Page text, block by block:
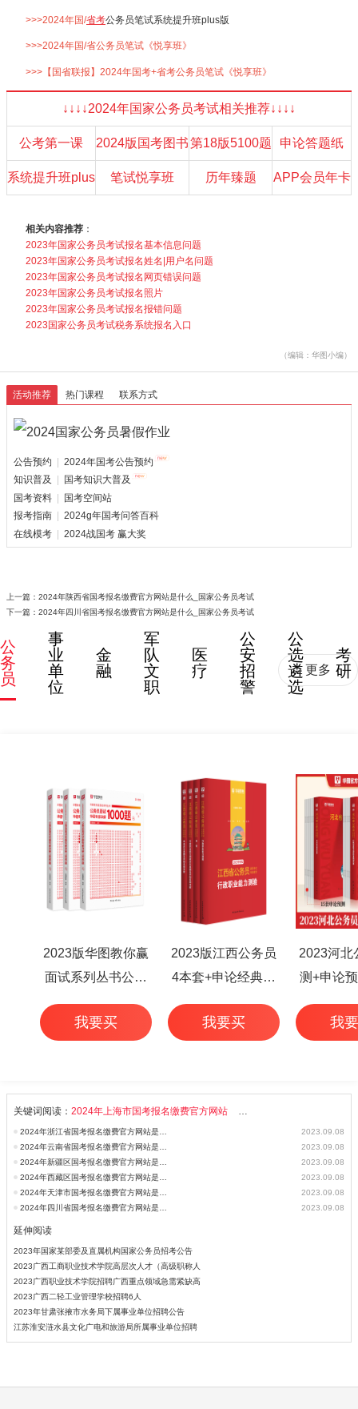
>>>2024年国/省考公务员笔试系统提升班plus版
>>>2024年国/省公务员笔试《悦享班》
>>>【国省联报】2024年国考+省考公务员笔试《悦享班》
↓↓↓↓2024年国家公务员考试相关推荐↓↓↓↓
公考第一课 2024版国考图书第18版5100题 申论答题纸
系统提升班plus 笔试悦享班 历年臻题 APP会员年卡
相关内容推荐 ：
2023年国家公务员考试报名基本信息问题
2023年国家公务员考试报名姓名|用户名问题
2023年国家公务员考试报名网页错误问题
2023年国家公务员考试报名照片
2023年国家公务员考试报名报错问题
2023国家公务员考试税务系统报名入口
（编辑：华图小编）
活动推荐 热门课程 联系方式
公告预约
2024年国考公告预约
知识普及
国考知识大普及
国考资料
国考空间站
报考指南
2024g年国考问答百科
在线模考
2024战国考 赢大奖
上一篇： 2024年陕西省国考报名缴费官方网站是什么_国家公务员考试
下一篇： 2024年四川省国考报名缴费官方网站是什么_国家公务员考试
公
务
员
事
业
单
位
金
融
军
队
文
职
医
疗
公
安
招
警
公
选
遴
选
考
研
更多
2023版华图教你赢
面试系列丛书公务
员面试华图专家详
解1000题（3本
我要买
2023版江西公务员
4本套+申论经典范
文50篇+行测高频考
点 6本
我要买
2023河北
测+申论
本
我
关键词阅读： 2024年上海市国考报名缴费官方网站
2023.09.08
2023.09.08
2023.09.08
2023.09.08
2023.09.08
2023.09.08
延伸阅读
2023年国家某部委及直属机构国家公务员招考公告
2023广西工商职业技术学院高层次人才（高级职称人
2023广西职业技术学院招聘广西重点领域急需紧缺高
2023广西二轻工业管理学校招聘6人
2023年甘肃张掖市水务局下属事业单位招聘公告
江苏淮安涟水县文化广电和旅游局所属事业单位招聘